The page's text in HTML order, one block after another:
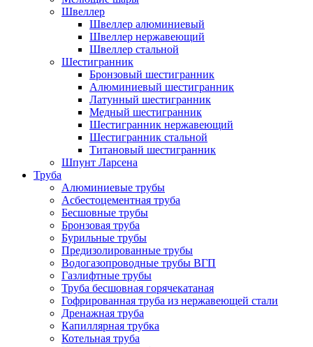
Швеллер
Швеллер алюминиевый
Швеллер нержавеющий
Швеллер стальной
Шестигранник
Бронзовый шестигранник
Алюминиевый шестигранник
Латунный шестигранник
Медный шестигранник
Шестигранник нержавеющий
Шестигранник стальной
Титановый шестигранник
Шпунт Ларсена
Труба
Алюминиевые трубы
Асбестоцементная труба
Бесшовные трубы
Бронзовая труба
Бурильные трубы
Предизолированные трубы
Водогазопроводные трубы ВГП
Газлифтные трубы
Труба бесшовная горячекатаная
Гофрированная труба из нержавеющей стали
Дренажная труба
Капиллярная трубка
Котельная труба